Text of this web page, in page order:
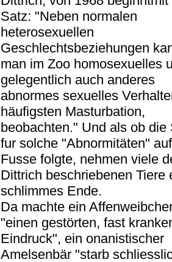
Satz: "Neben normalen
heterosexuellen
Geschlechtsbeziehungen
man im Zoo homosexuelles
gelegentlich auch anderes
abnormes sexuelles
häufigsten Masturbation,
beobachten." Und als ob die
fur solche "Abnormitäten"
Fusse folgte, nehmen viele
Dittrich beschriebenen Tiere
schlimmes Ende.
Da machte ein
"einen gestörten, fast
Eindruck", ein onanistischer
Amelsenbär "starb